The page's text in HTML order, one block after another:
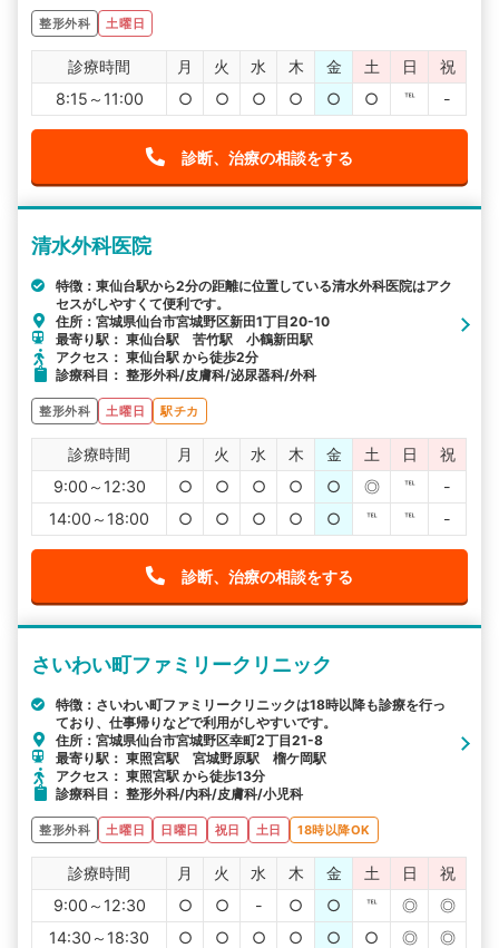
整形外科 土曜日
診療時間 月 火 水 木 金 土 日
祝
8:15～11:00
○ ○ ○ ○ ○ ○ ℡ -
診断、治療の相談をする
清水外科医院
特徴：東仙台駅から2分の距離に位置している清水外科医院はアク
セスがしやすくて便利です。
住所：宮城県仙台市宮城野区新田1丁目20-10
最寄り駅： 東仙台駅 苦竹駅 小鶴新田駅
アクセス： 東仙台駅 から徒歩2分
診療科目： 整形外科/皮膚科/泌尿器科/外科
整形外科 土曜日 駅チカ
診療時間 月 火 水 木 金 土 日
祝
9:00～12:30
○ ○ ○ ○ ○ ◎ ℡
-
14:00～18:00
○ ○ ○ ○ ○ ℡ ℡ -
診断、治療の相談をする
さいわい町ファミリークリニック
特徴：さいわい町ファミリークリニックは18時以降も診療を行っ
ており、仕事帰りなどで利用がしやすいです。
住所：宮城県仙台市宮城野区幸町2丁目21-8
最寄り駅： 東照宮駅 宮城野原駅 榴ケ岡駅
アクセス： 東照宮駅 から徒歩13分
診療科目： 整形外科/内科/皮膚科/小児科
整形外科 土曜日 日曜日 祝日 土日 18時以降OK
診療時間 月 火 水 木 金 土 日
祝
9:00～12:30
○ ○ - ○ ○ ℡ ◎
◎
14:30～18:30
○ ○ ○ ○ ○ ○ ◎ ◎